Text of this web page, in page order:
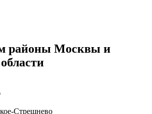
районы Москвы и
Стрешнево